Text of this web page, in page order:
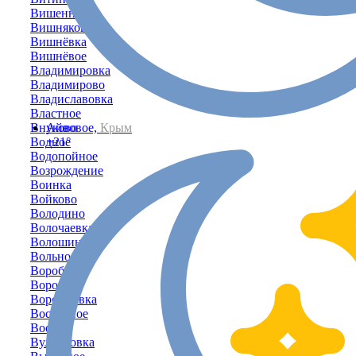
Айвовое, Крым
+21°
Вишенное
Вишняковка
Вишнёвка
Вишнёвое
Владимировка
Владимирово
Владиславовка
Властное
Внуково
Водное
Водопойное
Возрождение
Воинка
Войково
Володино
Волочаевка
Волошино
Вольное
Воробьёво
Воронки
Воронцовка
Восточное
Восход
Вулкановка